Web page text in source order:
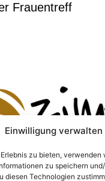
Einwilligung verwalten
zu bieten,
zu speichern
diesen Technologien
Frauentreff